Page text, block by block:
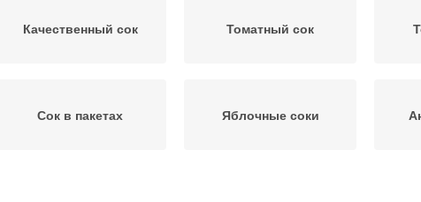
Качественный сок Томатный сок
Сок в пакетах Яблочные соки